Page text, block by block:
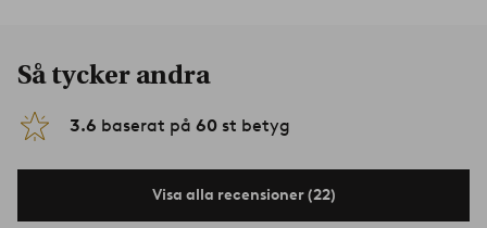
Så tycker andra
3.6 baserat på 60 st betyg
Visa alla recensioner (22)